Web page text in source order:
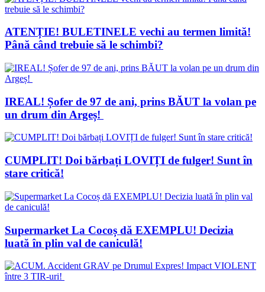
ATENȚIE! BULETINELE vechi au termen limită!
Până când trebuie să le schimbi?
IREAL! Șofer de 97 de ani, prins BĂUT la volan pe
un drum din Argeș!
CUMPLIT! Doi bărbați LOVIȚI de fulger! Sunt în
stare critică!
Supermarket La Cocoș dă EXEMPLU! Decizia
luată în plin val de caniculă!